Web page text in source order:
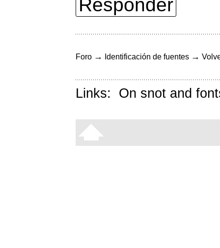
Responder
Foro → Identificación de fuentes →
Links: On snot and